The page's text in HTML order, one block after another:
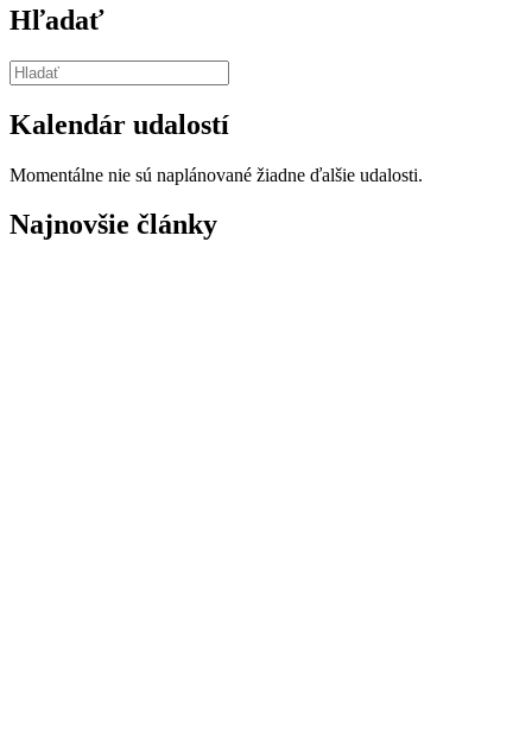
Hľadať
Kalendár udalostí
Momentálne nie sú naplánované žiadne ďalšie udalosti.
Najnovšie články